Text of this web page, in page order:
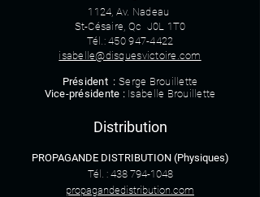
1124, Av. Nadeau
St-Césaire, Qc J0L 1T0
Tél.: 450 947-4422
isabelle@disquesvictoire.com
Président : Serge Brouillette
Vice-présidente :Isabelle Brouillette
Distribution
PROPAGANDE DISTRIBUTION (Physiques)
Tél. : 438 794-1048
propagandedistribution.com